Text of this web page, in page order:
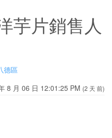
芋片銷售人
德區
8 月 06 日 12:01:25 PM (2 天 前)